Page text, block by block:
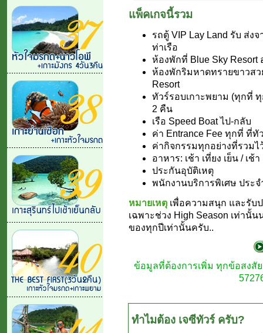
แพ็คเกจนี้รวม
รถตู้ VIP Lay Land รับ ส่ง
ท่าเรือ
ห้องพักที่ Blue Sky Resort
ห้องพักริมหาดทรายขาวสว
Resort
ทัวร์รอบเกาะพยาม (ทุกที่
2 คืน
เรือ Speed Boat ไป-กลับ
ค่า Entrance Fee ทุกที่ ที่ทั
ค่ากิจกรรมทุกอย่างที่รวมไ
อาหาร: เช้า เที่ยง เย็น / เช้า
ประกันอุบัติเหตุ
พนักงานบริการพิเศษ ประ
หมายเหตุ เพื่อความสนุก และรับ
เฉพาะช่วง High Season เท่านั้
ของทุกปีเท่านั้นครับ..
ข้อมูลที่ต้องการเพิ่ม ทุกข้อสงสั
ทำไมต้อง เจซีทัวร์ ครับ?